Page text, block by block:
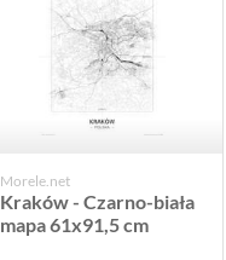
Morele.net
Kraków - Czarno-biała
mapa 61x91,5 cm